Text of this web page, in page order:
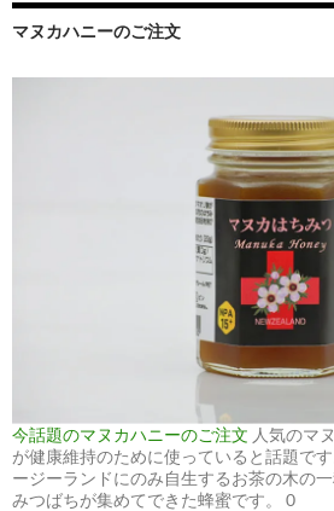
マヌカハニーのご注文
今話題のマヌカハニーのご注文 人気のマ
が健康維持のために使っていると話題で
ージーランドにのみ自生するお茶の木の
みつばちが集めてできた蜂蜜です。 0